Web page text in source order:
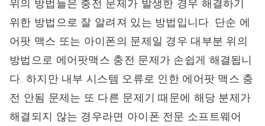
위의 방법들은 충전 문제가 발생한 경우 해결하기
위한 방법으로 잘 알려져 있는 방법입니다. 단순 에
어팟 맥스 또는 아이폰의 문제일 경우 대부분 위의
방법으로 에어팟맥스 충전 문제가 손쉽게 해결됩니
다. 하지만 내부 시스템 오류로 인한 에어팟 맥스 충
전 안됨 문제는 또 다른 문제기 때문에 해당 분제가
해결되지 않는 경우라면 아이폰 전문 소프트웨어